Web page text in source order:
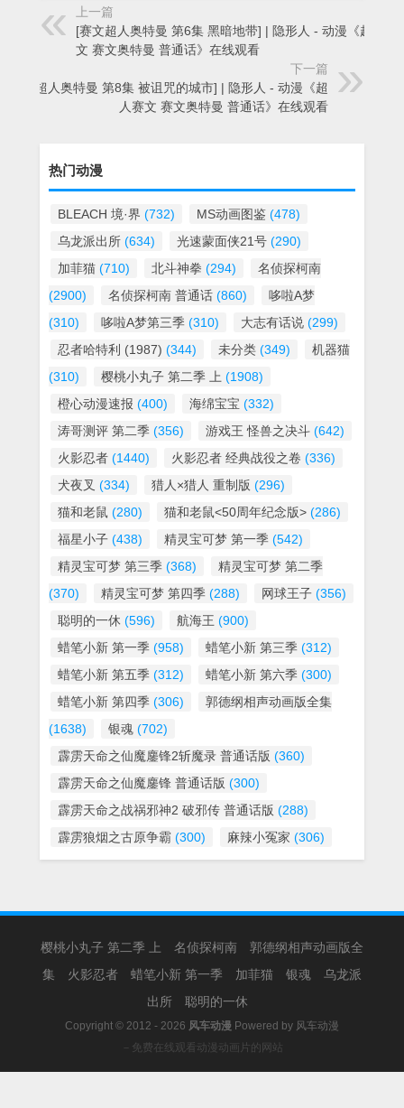
上一篇
[赛文超人奥特曼 第6集 黑暗地带] | 隐形人 - 动漫《超人赛
文 赛文奥特曼 普通话》在线观看
下一篇
[赛文超人奥特曼 第8集 被诅咒的城市] | 隐形人 - 动漫《超
人赛文 赛文奥特曼 普通话》在线观看
热门动漫
BLEACH 境·界 (732) MS动画图鉴 (478)
乌龙派出所 (634) 光速蒙面侠21号 (290)
加菲猫 (710) 北斗神拳 (294)
名侦探柯南
(2900)
名侦探柯南 普通话 (860)
哆啦A梦
(310)
哆啦A梦第三季 (310) 大志有话说 (299)
忍者哈特利 (1987) (344) 未分类 (349)
机器猫
(310)
樱桃小丸子 第二季 上 (1908)
橙心动漫速报 (400) 海绵宝宝 (332)
涛哥测评 第二季 (356) 游戏王 怪兽之决斗 (642)
火影忍者 (1440) 火影忍者 经典战役之卷 (336)
犬夜叉 (334) 猎人×猎人 重制版 (296)
猫和老鼠 (280) 猫和老鼠<50周年纪念版> (286)
福星小子 (438) 精灵宝可梦 第一季 (542)
精灵宝可梦 第三季 (368)
精灵宝可梦 第二季
(370)
精灵宝可梦 第四季 (288) 网球王子 (356)
聪明的一休 (596) 航海王 (900)
蜡笔小新 第一季 (958) 蜡笔小新 第三季 (312)
蜡笔小新 第五季 (312) 蜡笔小新 第六季 (300)
蜡笔小新 第四季 (306)
郭德纲相声动画版全集
(1638)
银魂 (702)
霹雳天命之仙魔鏖锋2斩魔录 普通话版 (360)
霹雳天命之仙魔鏖锋 普通话版 (300)
霹雳天命之战祸邪神2 破邪传 普通话版 (288)
霹雳狼烟之古原争霸 (300) 麻辣小冤家 (306)
樱桃小丸子 第二季 上 名侦探柯南
郭德纲相声动画版全
集
火影忍者 蜡笔小新 第一季 加菲猫 银魂
乌龙派
出所
聪明的一休
Copyright © 2012 - 2026 风车动漫 Powered by 风车动漫
－免费在线观看动漫动画片的网站